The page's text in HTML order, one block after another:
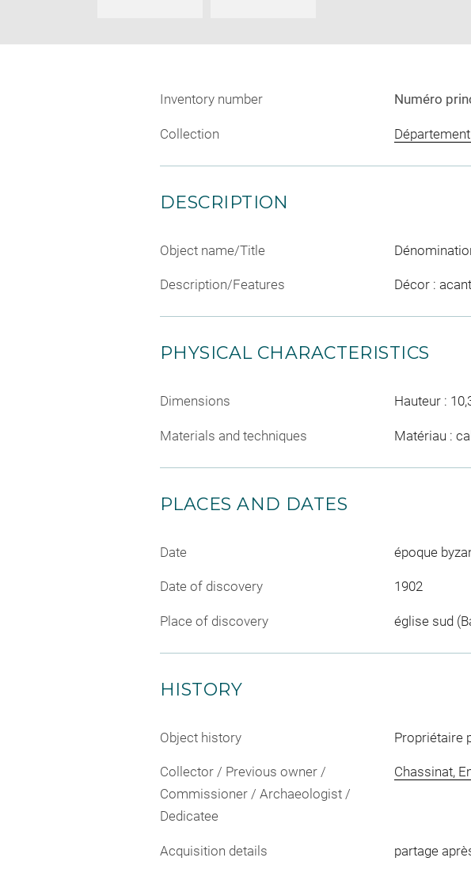
Inventory number Numéro
Collection
DESCRIPTION
Object name/Title
Description/Features Décor :
PHYSICAL CHARACTERISTICS
Dimensions Hauteur :
Materials and techniques Matériau :
PLACES AND DATES
Date époque
Date of discovery 1902
Place of discovery église sud
HISTORY
Object history Propriétaire
Collector / Previous owner /
Commissioner / Archaeologist /
Dedicatee
Chassinat,
Acquisition details partage